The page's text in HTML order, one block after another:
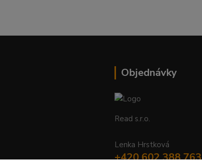
Objednávky
Read s.r.o.
Lenka Hrstková
+420 602 388 763